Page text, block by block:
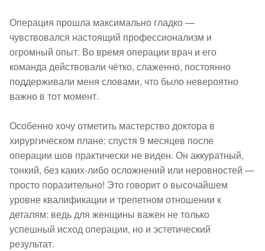
Операция прошла максимально гладко —
чувствовался настоящий профессионализм и
огромный опыт. Во время операции врач и его
команда действовали чётко, слаженно, постоянно
поддерживали меня словами, что было невероятно
важно в тот момент.
Особенно хочу отметить мастерство доктора в
хирургическом плане: спустя 9 месяцев после
операции шов практически не виден. Он аккуратный,
тонкий, без каких‑либо осложнений или неровностей —
просто поразительно! Это говорит о высочайшем
уровне квалификации и трепетном отношении к
деталям: ведь для женщины важен не только
успешный исход операции, но и эстетический
результат.